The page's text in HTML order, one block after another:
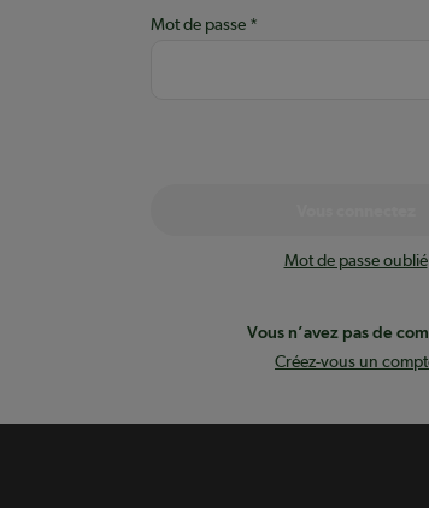
Mot de passe
Mot de passe oublié
Vous n’avez pas de
Créez-vous un